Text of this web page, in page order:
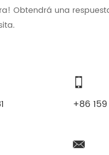
Obtendrá una
+86